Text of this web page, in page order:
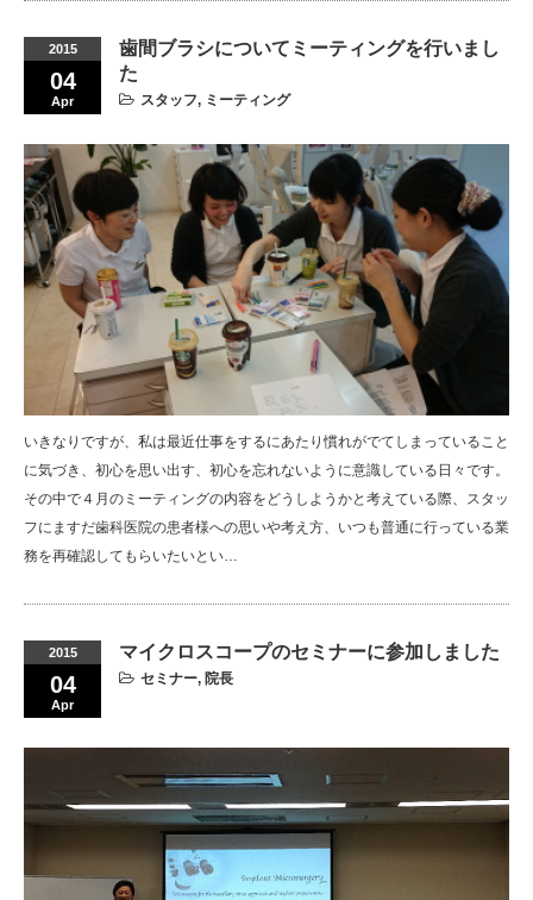
2015
04
Apr
歯間ブラシについてミーティングを行いまし
た
スタッフ, ミーティング
いきなりですが、私は最近仕事をするにあたり慣れがでてしまっていること
に気づき、初心を思い出す、初心を忘れないように意識している日々です。
その中で４月のミーティングの内容をどうしようかと考えている際、スタッ
フにますだ歯科医院の患者様への思いや考え方、いつも普通に行っている業
務を再確認してもらいたいとい…
2015
04
Apr
マイクロスコープのセミナーに参加しました
セミナー, 院長